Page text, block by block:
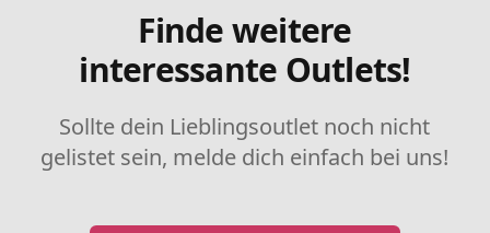
Finde weitere
interessante Outlets!
Sollte dein Lieblingsoutlet noch nicht
gelistet sein, melde dich einfach bei uns!